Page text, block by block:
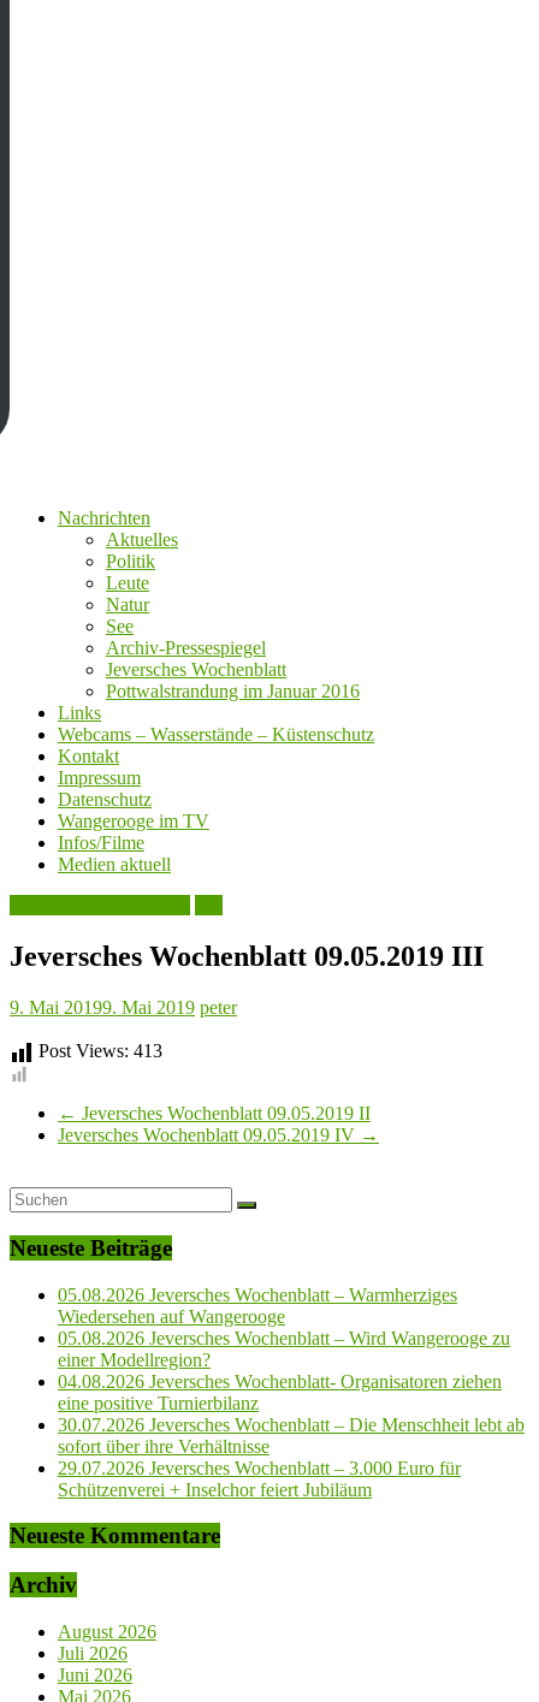
Nachrichten
Aktuelles
Politik
Leute
Natur
See
Archiv-Pressespiegel
Jeversches Wochenblatt
Pottwalstrandung im Januar 2016
Links
Webcams – Wasserstände – Küstenschutz
Kontakt
Impressum
Datenschutz
Wangerooge im TV
Infos/Filme
Medien aktuell
Jeversches Wochenblatt 09.05.2019 III
9. Mai 20199. Mai 2019 peter
Post Views: 413
← Jeversches Wochenblatt 09.05.2019 II
Jeversches Wochenblatt 09.05.2019 IV →
Neueste Beiträge
05.08.2026 Jeversches Wochenblatt – Warmherziges
Wiedersehen auf Wangerooge
05.08.2026 Jeversches Wochenblatt – Wird Wangerooge zu
einer Modellregion?
04.08.2026 Jeversches Wochenblatt- Organisatoren ziehen
eine positive Turnierbilanz
30.07.2026 Jeversches Wochenblatt – Die Menschheit lebt ab
sofort über ihre Verhältnisse
29.07.2026 Jeversches Wochenblatt – 3.000 Euro für
Schützenverei + Inselchor feiert Jubiläum
Neueste Kommentare
Archiv
August 2026
Juli 2026
Juni 2026
Mai 2026